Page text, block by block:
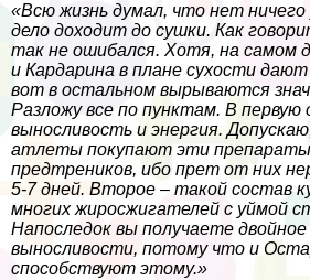
«Всю жизнь думал, что нет
дело доходит до сушки. Как
так не ошибался. Хотя, на самом
и Кардарина в плане сухости
вот в остальном вырываются
Разложу все по пунктам. В первую
выносливость и энергия.
атлеты покупают эти
предтреников, ибо прет от них
5-7 дней. Второе – такой состав
многих жиросжигателей с уймой
Напоследок вы получаете двойное
выносливости, потому что и
способствуют этому.»